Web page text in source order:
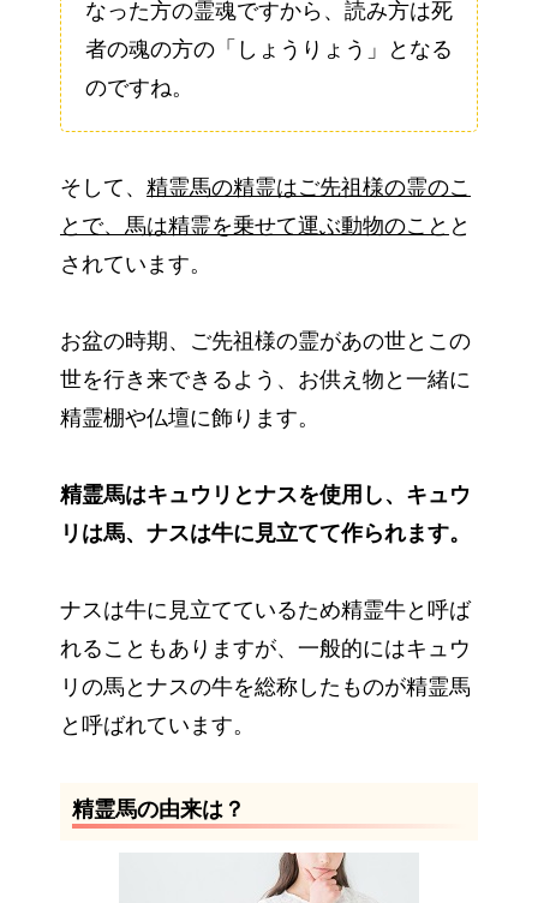
なった方の霊魂ですから、読み方は死
者の魂の方の「しょうりょう」となる
のですね。
そして、 精霊馬の精霊はご先祖様の霊のこ
とで、馬は精霊を乗せて運ぶ動物のこと と
されています。
お盆の時期、ご先祖様の霊があの世とこの
世を行き来できるよう、お供え物と一緒に
精霊棚や仏壇に飾ります。
精霊馬はキュウリとナスを使用し、キュウ
リは馬、ナスは牛に見立てて作られます。
ナスは牛に見立てているため精霊牛と呼ば
れることもありますが、一般的にはキュウ
リの馬とナスの牛を総称したものが精霊馬
と呼ばれています。
精霊馬の由来は？